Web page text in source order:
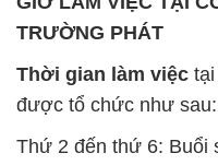
Chất Bảo Quản CMIT Thái
Lan Thailand